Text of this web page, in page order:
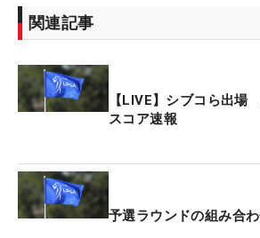
関連記事
【LIVE】シブコら出
スコア速報
予選ラウンドの組み合